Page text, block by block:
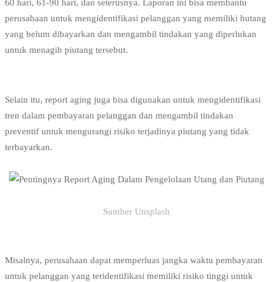
60 hari, 61-90 hari, dan seterusnya. Laporan ini bisa membantu
perusahaan untuk mengidentifikasi pelanggan yang memiliki hutang
yang belum dibayarkan dan mengambil tindakan yang diperlukan
untuk menagih piutang tersebut.
Selain itu, report aging juga bisa digunakan untuk mengidentifikasi
tren dalam pembayaran pelanggan dan mengambil tindakan
preventif untuk mengurangi risiko terjadinya piutang yang tidak
terbayarkan.
Sumber Unsplash
Misalnya, perusahaan dapat memperluas jangka waktu pembayaran
untuk pelanggan yang teridentifikasi memiliki risiko tinggi untuk